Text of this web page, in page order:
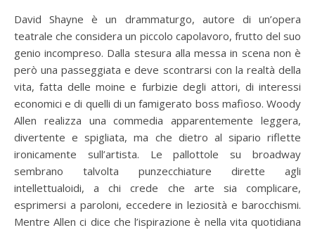
David Shayne è un drammaturgo, autore di un’opera
teatrale che considera un piccolo capolavoro, frutto del suo
genio incompreso. Dalla stesura alla messa in scena non è
però una passeggiata e deve scontrarsi con la realtà della
vita, fatta delle moine e furbizie degli attori, di interessi
economici e di quelli di un famigerato boss mafioso. Woody
Allen realizza una commedia apparentemente leggera,
divertente e spigliata, ma che dietro al sipario riflette
ironicamente sull’artista. Le pallottole su broadway
sembrano talvolta punzecchiature dirette agli
intellettualoidi, a chi crede che arte sia complicare,
esprimersi a paroloni, eccedere in leziosità e barocchismi.
Mentre Allen ci dice che l’ispirazione è nella vita quotidiana